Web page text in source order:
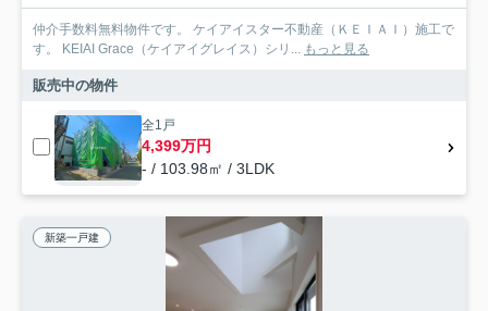
仲介手数料無料物件です。 ケイアイスター不動産（ＫＥＩＡＩ）施工で
す。 ‎KEIAI Grace（ケイアイグレイス）シリ...
もっと見る
販売中の物件
全1戸
4,399万円
- / 103.98㎡ / 3LDK
新築一戸建